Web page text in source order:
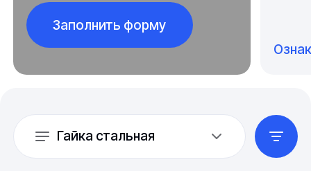
Заполнить форму
Гайка стальная